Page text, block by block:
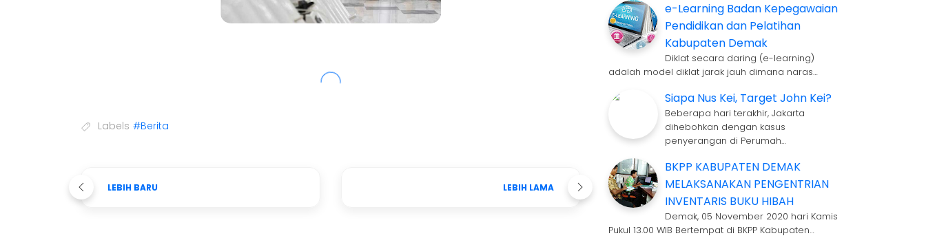
Labels #Berita
LEBIH BARU LEBIH LAMA
e-Learning Badan Kepegawaian
Pendidikan dan Pelatihan
Kabupaten Demak
Diklat secara daring (e-learning)
adalah model diklat jarak jauh dimana naras…
Siapa Nus Kei, Target John Kei?
Beberapa hari terakhir, Jakarta
dihebohkan dengan kasus
penyerangan di Perumah…
BKPP KABUPATEN DEMAK
MELAKSANAKAN PENGENTRIAN
INVENTARIS BUKU HIBAH
Demak, 05 November 2020 hari Kamis
Pukul 13.00 WIB Bertempat di BKPP Kabupaten…